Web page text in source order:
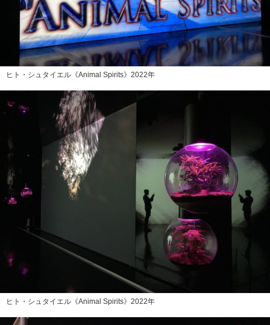
ヒト・シュタイエル《Animal Spirits》2022年
ヒト・シュタイエル《Animal Spirits》2022年